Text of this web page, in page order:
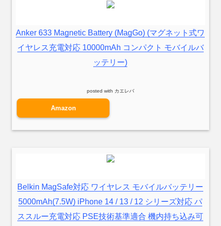
Anker 633 Magnetic Battery (MagGo) (マグネット式ワ
イヤレス充電対応 10000mAh コンパクト モバイルバ
ッテリー)
posted with カエレバ
Amazon
Belkin MagSafe対応 ワイヤレス モバイルバッテリー
5000mAh(7.5W) iPhone 14 / 13 / 12 シリーズ対応 パ
ススルー充電対応 PSE技術基準適合 機内持ち込み可